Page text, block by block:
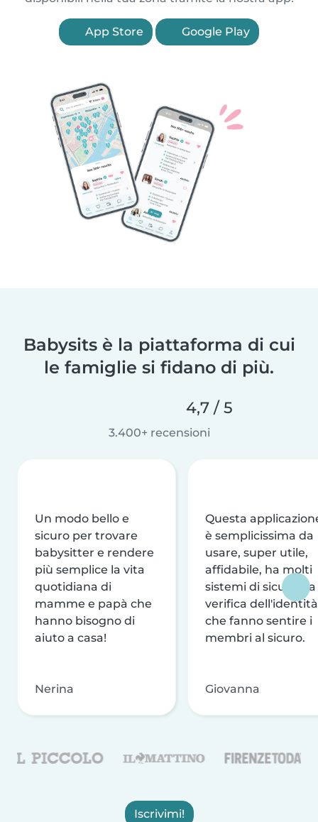
App Store Google Play
Babysits è la piattaforma di cui
le famiglie si fidano di più.
4,7 / 5
3.400+ recensioni
Un modo bello e
sicuro per trovare
babysitter e rendere
più semplice la vita
quotidiana di
mamme e papà che
hanno bisogno di
aiuto a casa!
Nerina
Questa
è semplicissima da
usare, super utile,
affidabile, ha molti
sistemi di sicurezza
verifica dell'identità
che fanno sentire i
membri al sicuro.
Giovanna
Iscrivimi!